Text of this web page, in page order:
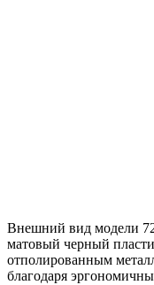
Внешний вид модели
матовый черный
отполированным
благодаря